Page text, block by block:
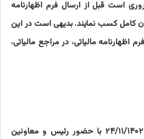
است قبل از ارسال فرم اظهارنامه
کامل کسب نمایند. بدیهی است در این
مالیاتی، در مراجع مالیاتی،
هیأت عمومی دیوان عدالت اداری در تاریخ ۲۴/۱۱/۱۴۰۲ با حضور رئیس و معاونین